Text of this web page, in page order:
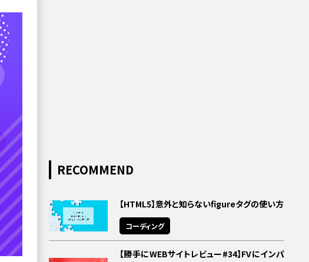
RECOMMEND
【HTML5】意外と知らないfigureタグの使い方
コーディング
【勝手にWEBサイトレビュー#34】FVにインパ